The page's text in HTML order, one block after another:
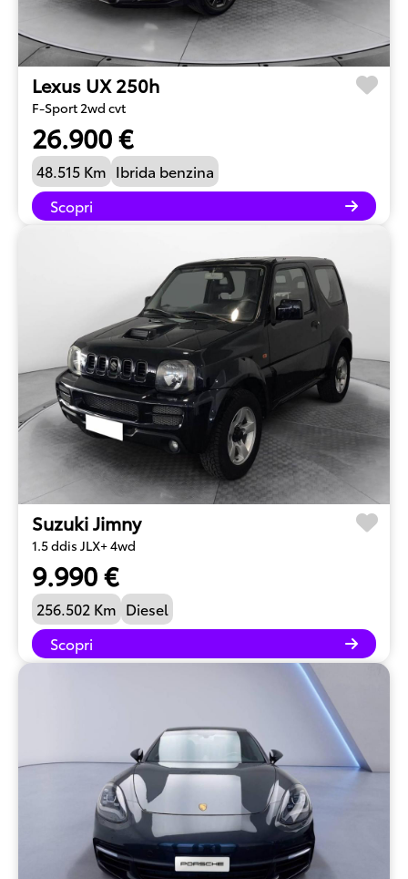
Lexus UX 250h
F-Sport 2wd cvt
26.900 €
48.515 Km Ibrida benzina
Scopri
Suzuki Jimny
1.5 ddis JLX+ 4wd
9.990 €
256.502 Km Diesel
Scopri